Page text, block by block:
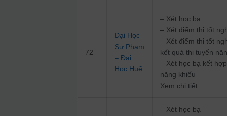
72
Đại Học
Sư Phạm
– Đại
Học Huế
– Xét học bạ
– Xét điểm thi tốt
– Xét điểm thi tốt
kết quả thi tuyển
– Xét học bạ kết
năng khiếu
Xem chi tiết
– Xét học bạ